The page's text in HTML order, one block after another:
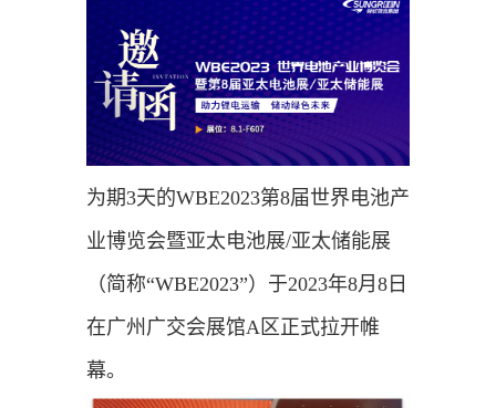
为期3天的WBE2023第8届世界电池产
业博览会暨亚太电池展/亚太储能展
（简称“WBE2023”）于2023年8月8日
在广州广交会展馆A区正式拉开帷
幕。